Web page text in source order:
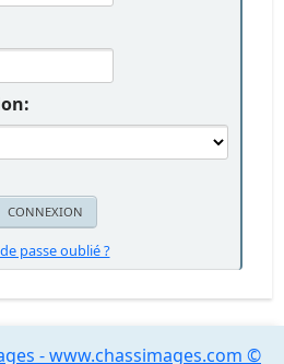
passe oublié ?
- www.chassimages.com ©